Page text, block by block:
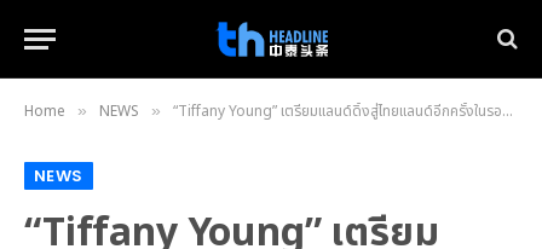
Home » NEWS » “Tiffany Young” เตรียมแลนด์ดิ้งสู่ไทยแลนด์อีกครั้งในรอบ 2 ปี พร้อมคอนเสิร์ตเดี่ยว 19 เมษายนนี้
NEWS
“Tiffany Young” เตรียม